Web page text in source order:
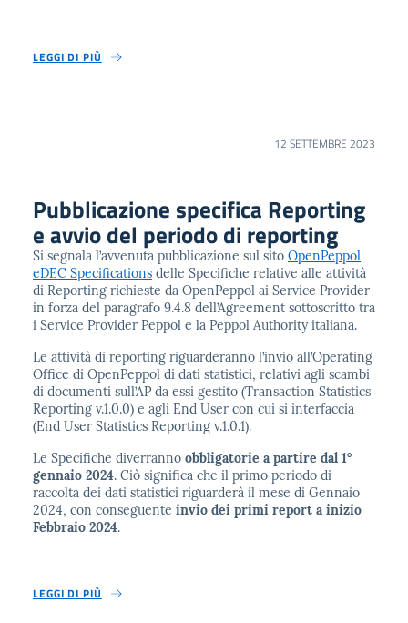
LEGGI DI PIÙ
12 SETTEMBRE 2023
Pubblicazione specifica Reporting
e avvio del periodo di reporting
Si segnala l’avvenuta pubblicazione sul sito OpenPeppol
eDEC Specifications delle Specifiche relative alle attività
di Reporting richieste da OpenPeppol ai Service Provider
in forza del paragrafo 9.4.8 dell’Agreement sottoscritto tra
i Service Provider Peppol e la Peppol Authority italiana.
Le attività di reporting riguarderanno l’invio all’Operating
Office di OpenPeppol di dati statistici, relativi agli scambi
di documenti sull’AP da essi gestito (Transaction Statistics
Reporting v.1.0.0) e agli End User con cui si interfaccia
(End User Statistics Reporting v.1.0.1).
Le Specifiche diverranno obbligatorie a partire dal 1°
gennaio 2024. Ciò significa che il primo periodo di
raccolta dei dati statistici riguarderà il mese di Gennaio
2024, con conseguente invio dei primi report a inizio
Febbraio 2024.
LEGGI DI PIÙ